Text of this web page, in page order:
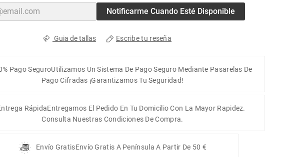
Notificarme Cuando Esté Disponible
Guia de tallas Escribe tu reseña
Pago SeguroUtilizamos Un Sistema De Pago Seguro Mediante Pasarelas De
Pago Cifradas ¡Garantizamos Tu Seguridad!
RápidaEntregamos El Pedido En Tu Domicilio Con La Mayor Rapidez.
Consulta Nuestras Condiciones De Compra.
Envío GratisEnvío Gratis A Península A Partir De 50 €